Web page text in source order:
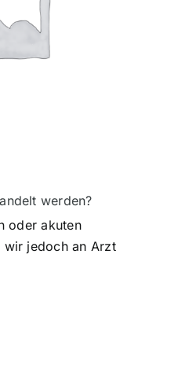
werden?
oder akuten
wir jedoch an Arzt